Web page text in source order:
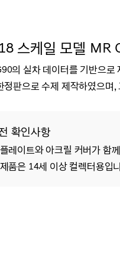
스케일 모델 MR
의 실차 데이터를 기반으로
정판으로 수제 제작하였으며
확인사항
레이트와 아크릴 커버가 함
품은 14세 이상 컬렉터용입